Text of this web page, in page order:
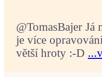
@TomasBajer
je více
větší hroty :-D